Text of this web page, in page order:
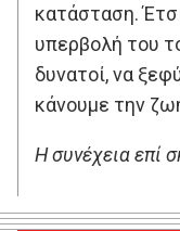
κατάσταση.
υπερβολή του
δυνατοί, να
κάνουμε την
Η συνέχεια επί